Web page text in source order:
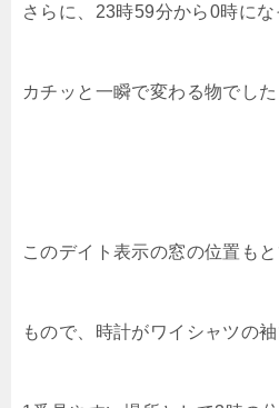
さらに、23時59分から0時にな
カチッと一瞬で変わる物でした
このデイト表示の窓の位置も
もので、時計がワイシャツの